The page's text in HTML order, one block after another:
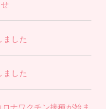
した
した
ナワクチン接種が始ま